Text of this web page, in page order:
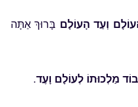
וְעַד הָעוֹלָם בָּרוּךְ אַתָּה
מַלְכוּתוֹ לְעוֹלָם וָעֶד.